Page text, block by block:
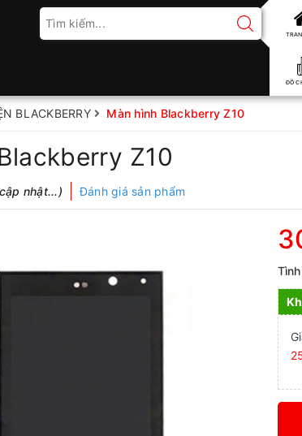
ĐỒ
BLACKBERRY Màn hình Blackberry Z10
Z10
nhật...) Đánh giá sản phẩm